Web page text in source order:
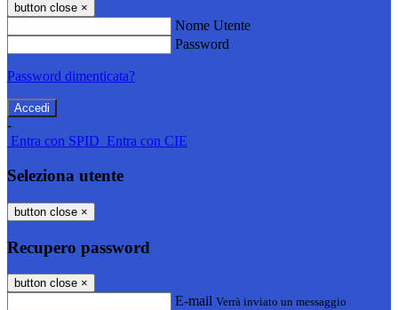
button close ×
Nome Utente
Password
Password dimenticata?
-
Entra con SPID Entra con CIE
Seleziona utente
button close ×
Recupero password
button close ×
E-mail Verrà inviato un messaggio